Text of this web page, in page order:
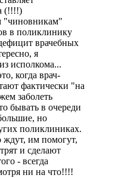
(!!!!)
"чиновникам"
в поликлинику
врачебных
я
исполкома...
когда врач-
фактически "на
заболеть
бывать в очереди
но
поликлиниках.
ждут, им помогут,
и сделают
- всегда
ни на что!!!!